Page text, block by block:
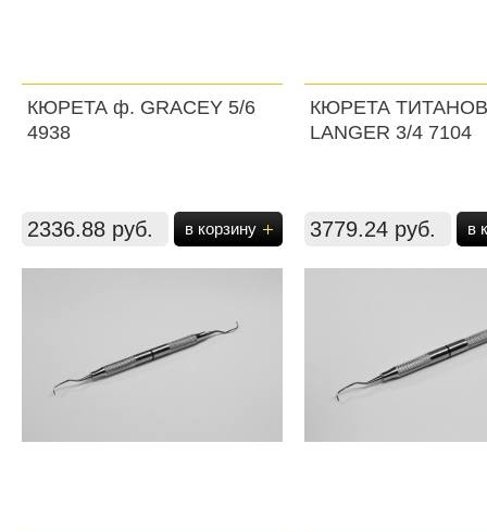
КЮРЕТА ф. GRACEY 5/6
4938
2336.88 руб. в корзину
КЮРЕТА
LANGER 3/4 7104
3779.24 руб. в